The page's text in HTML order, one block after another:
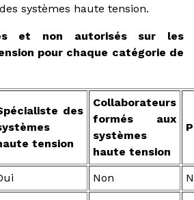
systèmes haute tension.
et non autorisés sur les
pour chaque catégorie de
des
tension
Collaborateurs
formés aux
systèmes
haute tension
Non